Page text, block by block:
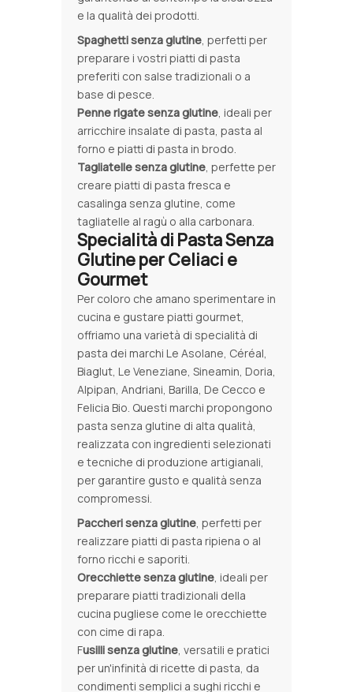
e la qualità dei prodotti.
Spaghetti senza glutine, perfetti per
preparare i vostri piatti di pasta
preferiti con salse tradizionali o a
base di pesce.
Penne rigate senza glutine, ideali per
arricchire insalate di pasta, pasta al
forno e piatti di pasta in brodo.
Tagliatelle senza glutine, perfette per
creare piatti di pasta fresca e
casalinga senza glutine, come
tagliatelle al ragù o alla carbonara.
Specialità di Pasta Senza
Glutine per Celiaci e
Gourmet
Per coloro che amano sperimentare in
cucina e gustare piatti gourmet,
offriamo una varietà di specialità di
pasta dei marchi Le Asolane, Céréal,
Biaglut, Le Veneziane, Sineamin, Doria,
Alpipan, Andriani, Barilla, De Cecco e
Felicia Bio. Questi marchi propongono
pasta senza glutine di alta qualità,
realizzata con ingredienti selezionati
e tecniche di produzione artigianali,
per garantire gusto e qualità senza
compromessi.
Paccheri senza glutine, perfetti per
realizzare piatti di pasta ripiena o al
forno ricchi e saporiti.
Orecchiette senza glutine, ideali per
preparare piatti tradizionali della
cucina pugliese come le orecchiette
con cime di rapa.
Fusilli senza glutine, versatili e pratici
per un'infinità di ricette di pasta, da
condimenti semplici a sughi ricchi e